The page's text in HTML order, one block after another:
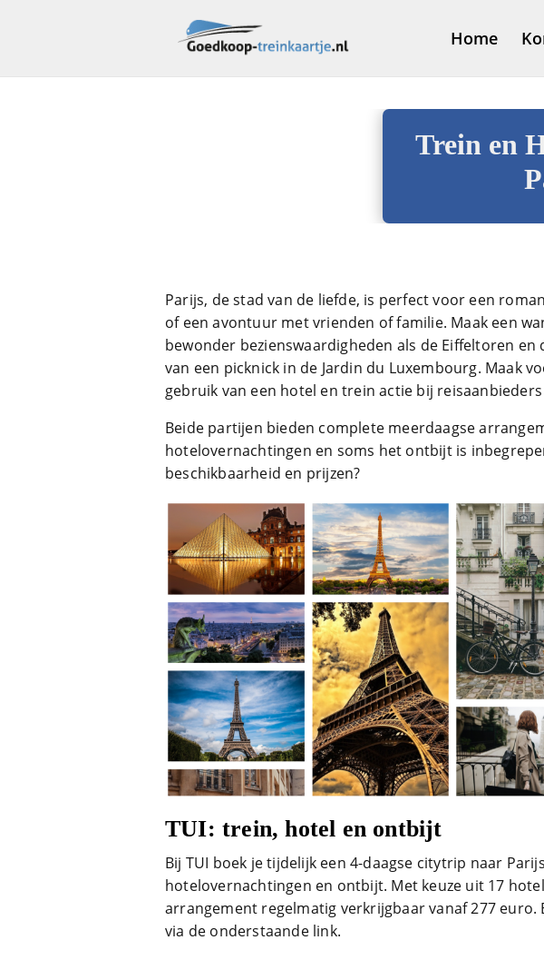
Home
Trein en
Parijs, de stad van de liefde, is perfect voor een
of een avontuur met vrienden of familie. Maak een
bewonder bezienswaardigheden als de Eiffeltoren en
van een picknick in de Jardin du Luxembourg. Maak
gebruik van een hotel en trein actie bij reisaanbieders
Beide partijen bieden complete meerdaagse
hotelovernachtingen en soms het ontbijt is
beschikbaarheid en prijzen?
TUI: trein, hotel en ontbijt
Bij TUI boek je tijdelijk een 4-daagse citytrip naar
hotelovernachtingen en ontbijt. Met keuze uit 17
arrangement regelmatig verkrijgbaar vanaf 277 euro.
via de onderstaande link.